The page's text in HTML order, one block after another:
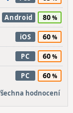
Android 80
iOS 60
PC 60
PC 60
hodnocení